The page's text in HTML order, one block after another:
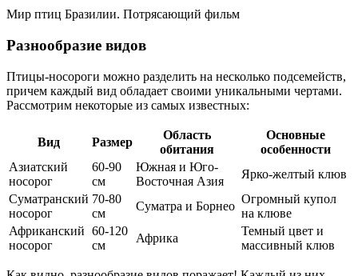
Мир птиц Бразилии. Потрясающий фильм
Разнообразие видов
Птицы-носороги можно разделить на несколько подсемейств,
причем каждый вид обладает своими уникальными чертами.
Рассмотрим некоторые из самых известных:
Вид Размер
Область
обитания
Основные
особенности
Азиатский
носорог
60-90
см
Южная и Юго-
Восточная Азия
Ярко-желтый клюв
Суматранский
носорог
70-80
см
Суматра и Борнео
Огромный купол
на клюве
Африканский
носорог
60-120
см
Африка
Темный цвет и
массивный клюв